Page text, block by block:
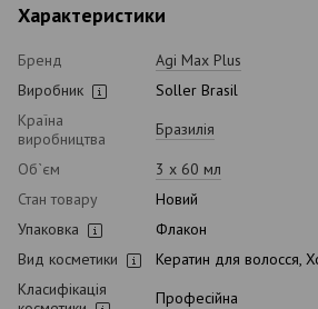
Характеристики
Бренд
Agi Max Plus
Виробник
Soller Brasil
Країна
виробництва
Бразилія
Об`єм
3 x 60 мл
Стан товару
Новий
Упаковка
Флакон
Вид косметики
Кератин для волосся,
Класифікація
Професійна